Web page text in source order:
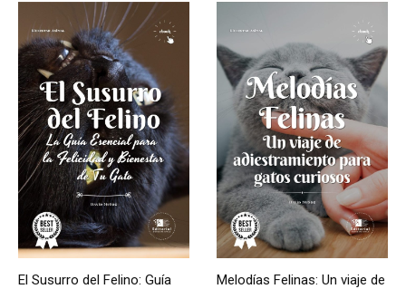
El Susurro del Felino: Guía
Melodías Felinas: Un viaje de